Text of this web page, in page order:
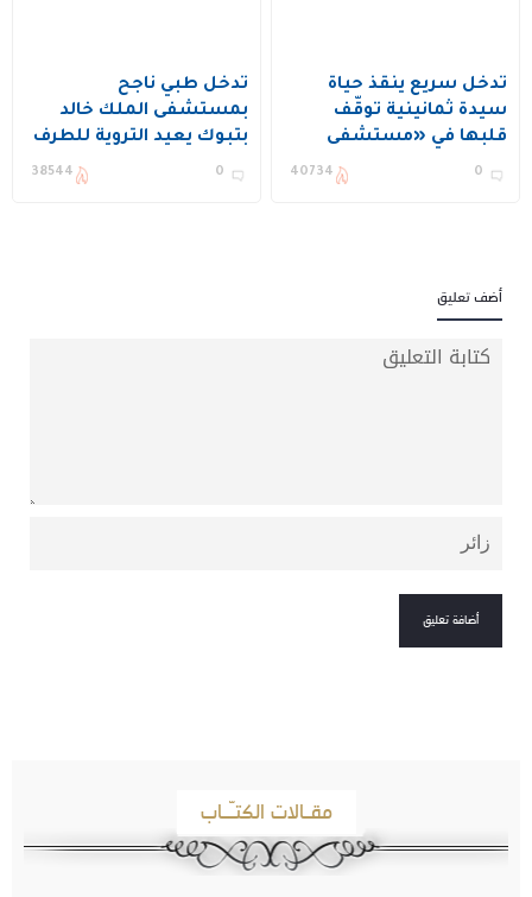
تدخل سريع ينقذ حياة
سيدة ثمانينية توقّف
قلبها في «مستشفى
الملك خالد بالمجمعة»
0
40734
تدخل طبي ناجح
بمستشفى الملك خالد
بتبوك يعيد التروية للطرف
السفلي لمريض خمسيني
0
38544
أضف تعليق
مقـالات الكتـّـاب